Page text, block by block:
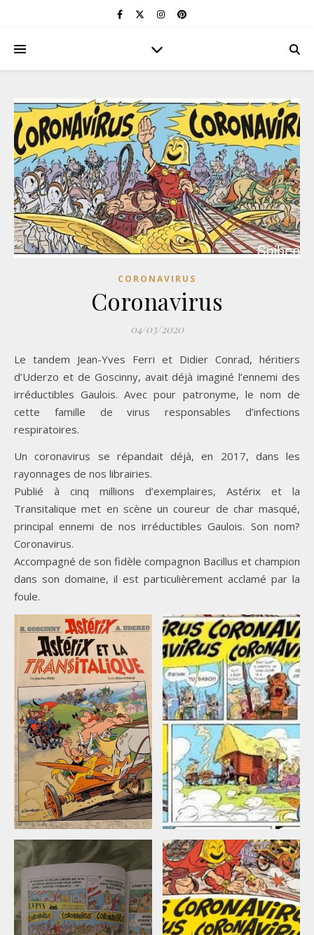
CORONAVIRUS
Coronavirus
04/03/2020
Le tandem Jean-Yves Ferri et Didier Conrad, héritiers
d’Uderzo et de Goscinny, avait déjà imaginé l’ennemi des
irréductibles Gaulois. Avec pour patronyme, le nom de
cette famille de virus responsables d’infections
respiratoires.
Un coronavirus se répandait déjà, en 2017, dans les
rayonnages de nos librairies.
Publié à cinq millions d’exemplaires, Astérix et la
Transitalique met en scène un coureur de char masqué,
principal ennemi de nos irréductibles Gaulois. Son nom?
Coronavirus.
Accompagné de son fidèle compagnon Bacillus et champion
dans son domaine, il est particulièrement acclamé par la
foule.